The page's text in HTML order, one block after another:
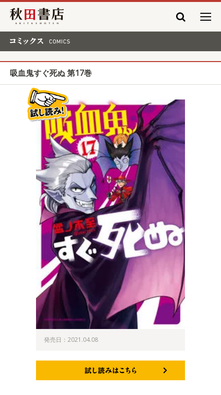
秋田書店
吸血鬼すぐ死ぬ 第17巻
発売日：2021.04.08